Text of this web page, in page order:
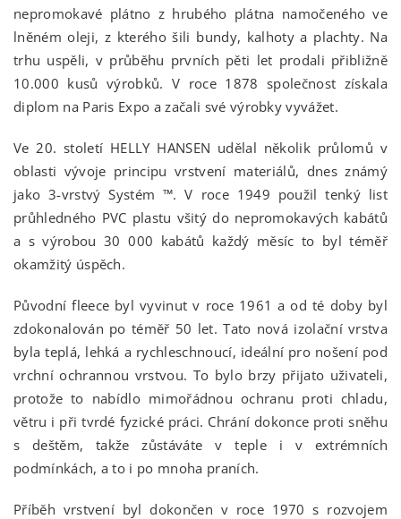
nepromokavé plátno z hrubého plátna namočeného ve
lněném oleji, z kterého šili bundy, kalhoty a plachty. Na
trhu uspěli, v průběhu prvních pěti let prodali přibližně
10.000 kusů výrobků. V roce 1878 společnost získala
diplom na Paris Expo a začali své výrobky vyvážet.
Ve 20. století HELLY HANSEN udělal několik průlomů v
oblasti vývoje principu vrstvení materiálů, dnes známý
jako 3-vrstvý Systém ™. V roce 1949 použil tenký list
průhledného PVC plastu všitý do nepromokavých kabátů
a s výrobou 30 000 kabátů každý měsíc to byl téměř
okamžitý úspěch.
Původní fleece byl vyvinut v roce 1961 a od té doby byl
zdokonalován po téměř 50 let. Tato nová izolační vrstva
byla teplá, lehká a rychleschnoucí, ideální pro nošení pod
vrchní ochrannou vrstvou. To bylo brzy přijato uživateli,
protože to nabídlo mimořádnou ochranu proti chladu,
větru i při tvrdé fyzické práci. Chrání dokonce proti sněhu
s deštěm, takže zůstáváte v teple i v extrémních
podmínkách, a to i po mnoha praních.
Příběh vrstvení byl dokončen v roce 1970 s rozvojem